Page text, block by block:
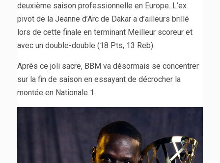
deuxième saison professionnelle en Europe. L’ex
pivot de la Jeanne d’Arc de Dakar a d’ailleurs brillé
lors de cette finale en terminant Meilleur scoreur et
avec un double-double (18 Pts, 13 Reb).
Après ce joli sacre, BBM va désormais se concentrer
sur la fin de saison en essayant de décrocher la
montée en Nationale 1.